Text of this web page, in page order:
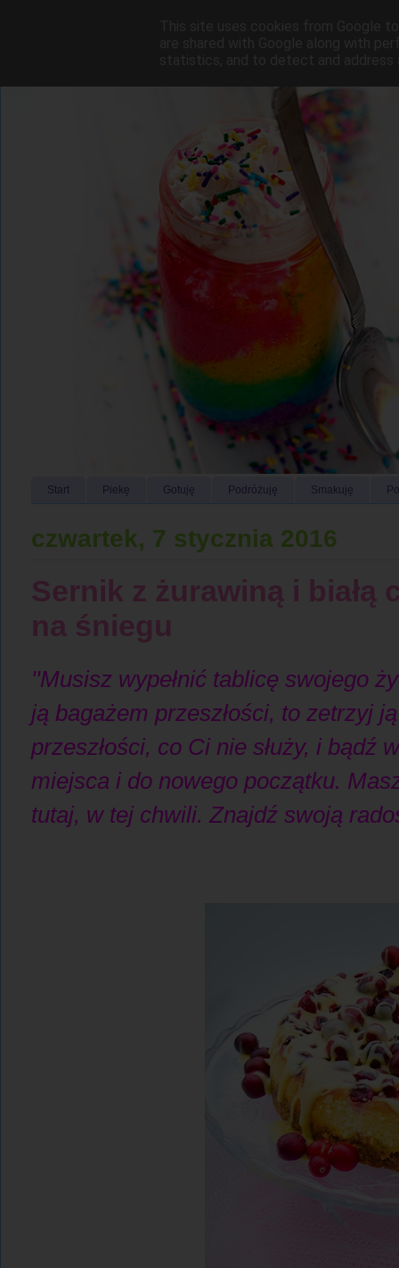
Start Piekę Gotuję Podróżuję Smakuję
czwartek, 7 stycznia 2016
Sernik z żurawiną i białą
na śniegu
''Musisz wypełnić tablicę swojego
ją bagażem przeszłości, to zetrzyj
przeszłości, co Ci nie służy, i bądź
miejsca i do nowego początku.
tutaj, w tej chwili. Znajdź swoją